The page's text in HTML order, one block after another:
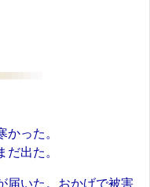
った。
出た。
届いた。おかげで被害